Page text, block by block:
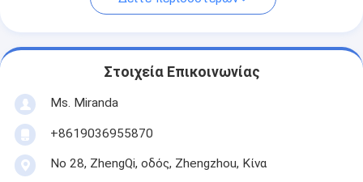
Στοιχεία Επικοινωνίας
Ms. Miranda
+8619036955870
Νο 28, ZhengQi, οδός, Zhengzhou, Κίνα